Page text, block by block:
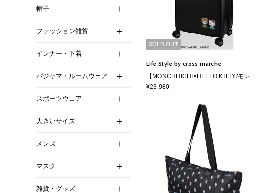
帽子
ファッション雑貨
インナー・下着
パジャマ・ルームウェア
スポーツウェア
大きいサイズ
メンズ
マスク
雑貨・グッズ
SOLD OUT
Life Style by cross marche
【MONCHHICHI×HELLO KITTY/モンチ
ッチ×ハローキティ】スーツケース Lサイ
¥23,980